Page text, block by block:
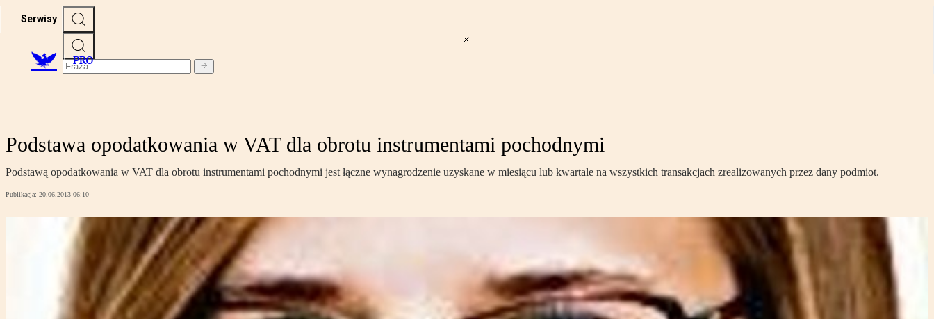
Serwisy
PRO
Podstawa opodatkowania w VAT dla obrotu instrumentami pochodnymi
Podstawą opodatkowania w VAT dla obrotu instrumentami pochodnymi jest łączne wynagrodzenie uzyskane w miesiącu lub kwartale na wszystkich transakcjach zrealizowanych przez dany podmiot.
Publikacja: 20.06.2013 06:10